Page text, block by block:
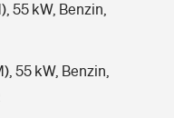
55 kW, Benzin,
55 kW, Benzin,